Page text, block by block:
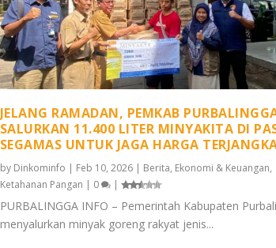
JELANG RAMADAN, PEMKAB
SALURKAN 11.400 LITER MINYAKITA DI
SEGAMAS UNTUK JAGA HARGA
by Dinkominfo | Feb 10, 2026| Berita, Ekonomi & Keuangan,
Ketahanan Pangan | 0 |
PURBALINGGA INFO – Pemerintah Kabupaten
menyalurkan minyak goreng rakyat jenis...